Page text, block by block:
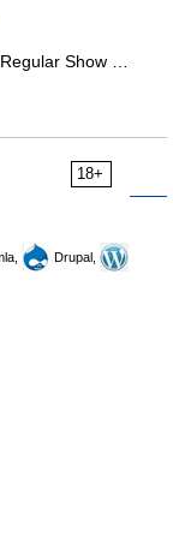
Show …
18+
Drupal,